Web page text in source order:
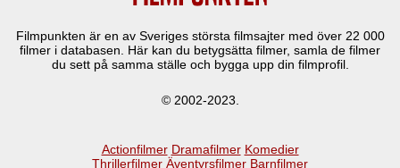
Filmpunkten är en av Sveriges största filmsajter med över 22 000
filmer i databasen. Här kan du betygsätta filmer, samla de filmer
du sett på samma ställe och bygga upp din filmprofil.
© 2002-2023.
Actionfilmer Dramafilmer Komedier
Thrillerfilmer Äventyrsfilmer Barnfilmer